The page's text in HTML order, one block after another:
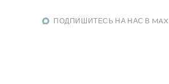
ПОДПИШИТЕСЬ НА НАС В MAX